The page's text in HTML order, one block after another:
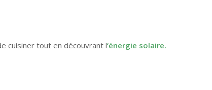
cuisiner tout en découvrant l‘énergie solaire.